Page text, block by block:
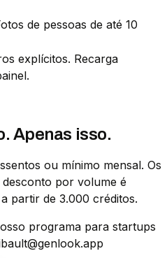
de pessoas de até 10
explícitos. Recarga
Apenas isso.
ou mínimo mensal. Os
por volume é
partir de 3.000 créditos.
programa para startups